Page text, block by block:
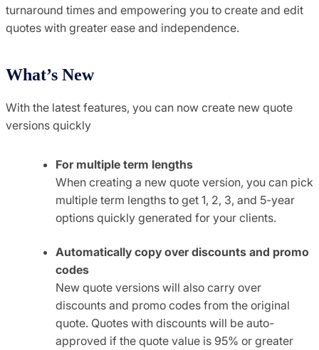
turnaround times and empowering you to create and edit
quotes with greater ease and independence.
What’s New
With the latest features, you can now create new quote
versions quickly
For multiple term lengths
When creating a new quote version, you can pick
multiple term lengths to get 1, 2, 3, and 5-year
options quickly generated for your clients.
Automatically copy over discounts and promo
codes
New quote versions will also carry over
discounts and promo codes from the original
quote. Quotes with discounts will be auto-
approved if the quote value is 95% or greater